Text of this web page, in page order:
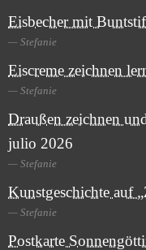
Eisbecher mit
Stefanie
Eiscreme zeichnen
Stefanie
Draußen zeichnen
julio 2026
Stefanie
Kunstgeschichte auf
Stefanie
Postkarte